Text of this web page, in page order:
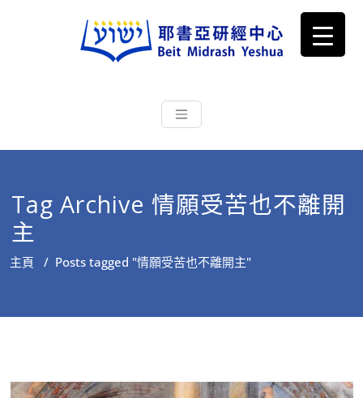
耶書亞研經中心
根源明白聖經，成為更好的門徒
Tag Archive 情願受苦也不離開
主
主頁 / Posts tagged "情願受苦也不離開主"